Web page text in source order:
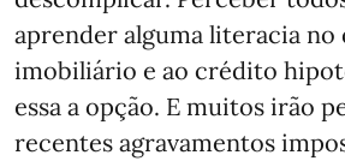
aprender alguma literacia no
imobiliário e ao crédito
essa a opção. E muitos irão
recentes agravamentos